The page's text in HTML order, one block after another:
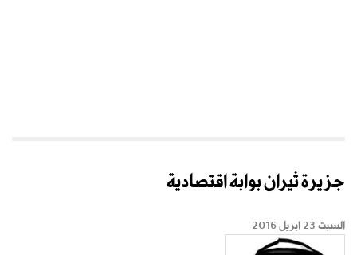
جزيرة ثيران بوابة اقتصادية
السبت 23 ابريل 2016